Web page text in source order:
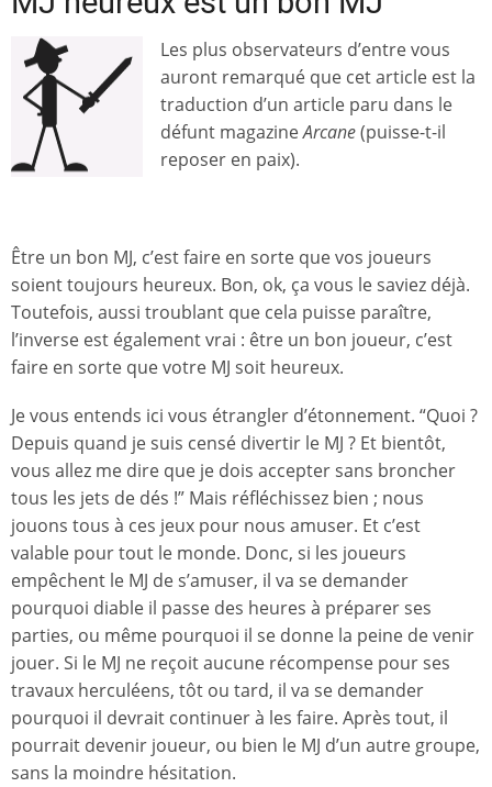
Les plus observateurs d’entre vous
auront remarqué que cet article est la
traduction d’un article paru dans le
défunt magazineArcane(puisse-t-il
reposer en paix).
Être un bon MJ, c’est faire en sorte que vos joueurs
soient toujours heureux. Bon, ok, ça vous le saviez déjà.
Toutefois, aussi troublant que cela puisse paraître,
l’inverse est également vrai : être un bon joueur, c’est
faire en sorte que votre MJ soit heureux.
Je vous entends ici vous étrangler d’étonnement. “Quoi ?
Depuis quand je suis censé divertir le MJ ? Et bientôt,
vous allez me dire que je dois accepter sans broncher
tous les jets de dés !” Mais réfléchissez bien ; nous
jouons tous à ces jeux pour nous amuser. Et c’est
valable pour tout le monde. Donc, si les joueurs
empêchent le MJ de s’amuser, il va se demander
pourquoi diable il passe des heures à préparer ses
parties, ou même pourquoi il se donne la peine de venir
jouer. Si le MJ ne reçoit aucune récompense pour ses
travaux herculéens, tôt ou tard, il va se demander
pourquoi il devrait continuer à les faire. Après tout, il
pourrait devenir joueur, ou bien le MJ d’un autre groupe,
sans la moindre hésitation.